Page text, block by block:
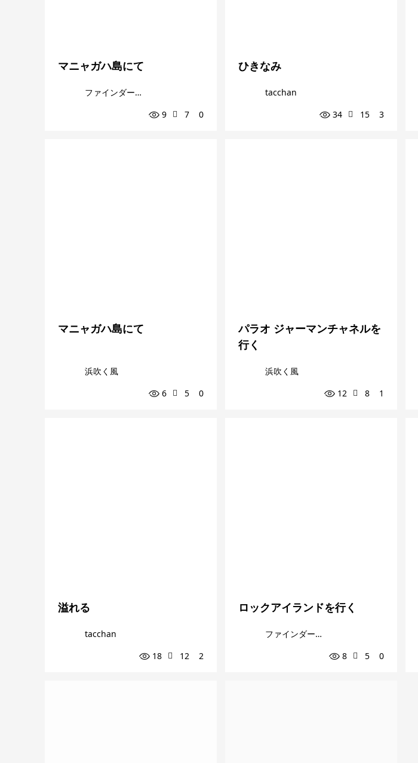
マニャガハ島にて
ファインダー越しの私の世界
9
7 0
ひきなみ
tacchan
34
15 3
マニャガハ島にて
浜吹く風
6
5 0
パラオ ジャーマンチャネルを
行く
浜吹く風
12
8 1
溢れる
tacchan
18
12 2
ロックアイランドを行く
ファインダー越しの私の世界
8
5 0